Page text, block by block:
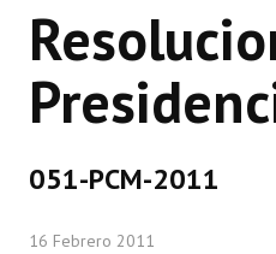
CONCEJO
Bloques Políticos
Comisiones Permanentes
Comisiones Especiales
051-PCM-2011
16 Febrero 2011